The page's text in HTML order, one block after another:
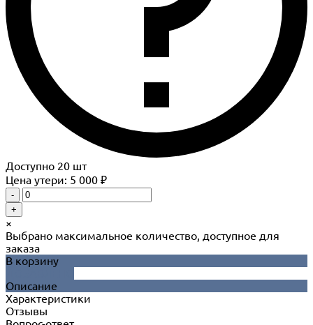
Доступно 20 шт
Цена утери: 5 000 ₽
-
+
×
Выбрано максимальное количество, доступное для
заказа
В корзину
Описание
Характеристики
Отзывы